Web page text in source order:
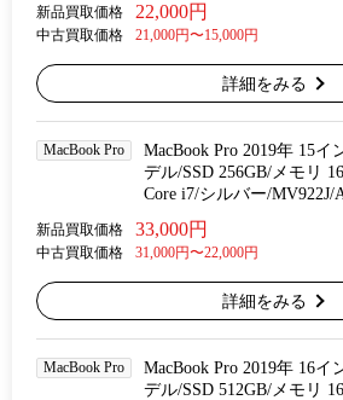
新品買取価格 22,000円
中古買取価格 21,000円〜15,000円
詳細をみる
MacBook Pro
MacBook Pro 2019年 15イ
デル/SSD 256GB/メモリ
Core i7/シルバー/MV922J/
新品買取価格 33,000円
中古買取価格 31,000円〜22,000円
詳細をみる
MacBook Pro
MacBook Pro 2019年 16イ
デル/SSD 512GB/メモリ